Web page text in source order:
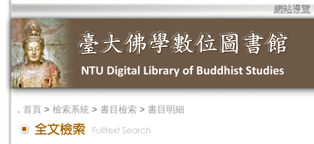
網站導覽
． 首頁 > 檢索系統 > 書目檢索 > 書目明細